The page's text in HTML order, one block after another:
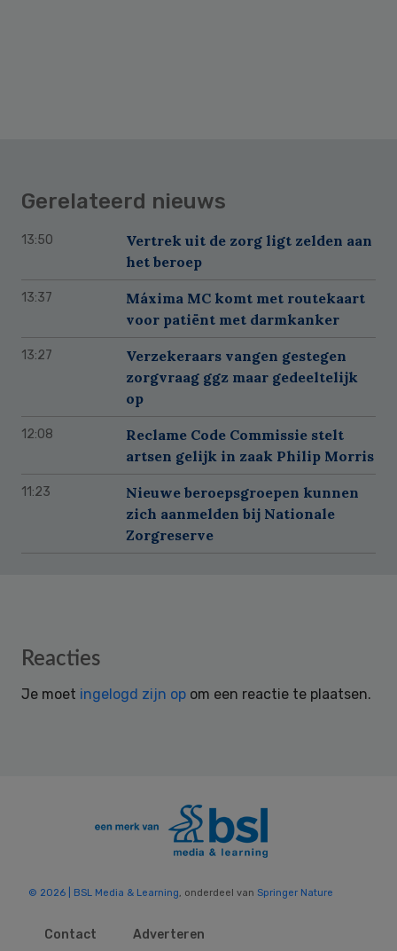
Gerelateerd nieuws
13:50
Vertrek uit de zorg ligt zelden aan
het beroep
13:37
Máxima MC komt met routekaart
voor patiënt met darmkanker
13:27
Verzekeraars vangen gestegen
zorgvraag ggz maar gedeeltelijk
op
12:08
Reclame Code Commissie stelt
artsen gelijk in zaak Philip Morris
11:23
Nieuwe beroepsgroepen kunnen
zich aanmelden bij Nationale
Zorgreserve
Reader
Reacties
Je moet ingelogd zijn op om een reactie te plaatsen.
© 2026 | BSL Media & Learning, onderdeel van Springer Nature
Contact Adverteren